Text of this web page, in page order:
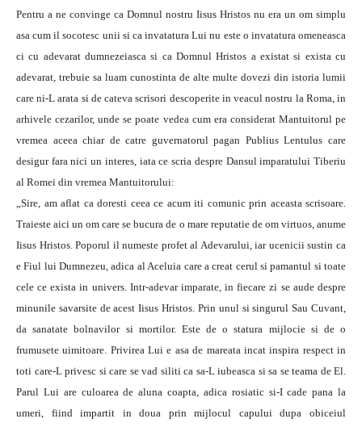
Pentru a ne convinge ca Domnul nostru Iisus Hristos nu era un om simplu
asa cum il socotesc unii si ca invatatura Lui nu este o invatatura omeneasca
ci cu adevarat dumnezeiasca si ca Domnul Hristos a existat si exista cu
adevarat, trebuie sa luam cunostinta de alte multe dovezi din istoria lumii
care ni-L arata si de cateva scrisori descoperite in veacul nostru la Roma, in
arhivele cezarilor, unde se poate vedea cum era considerat Mantuitorul pe
vremea aceea chiar de catre guvernatorul pagan Publius Lentulus care
desigur fara nici un interes, iata ce scria despre Dansul imparatului Tiberiu
al Romei din vremea Mantuitorului:
„Sire, am aflat ca doresti ceea ce acum iti comunic prin aceasta scrisoare.
Traieste aici un om care se bucura de o mare reputatie de om virtuos, anume
Iisus Hristos. Poporul il numeste profet al Adevarului, iar ucenicii sustin ca
e Fiul lui Dumnezeu, adica al Aceluia care a creat cerul si pamantul si toate
cele ce exista in univers. Intr-adevar imparate, in fiecare zi se aude despre
minunile savarsite de acest Iisus Hristos. Prin unul si singurul Sau Cuvant,
da sanatate bolnavilor si mortilor. Este de o statura mijlocie si de o
frumusete uimitoare. Privirea Lui e asa de mareata incat inspira respect in
toti care-L privesc si care se vad siliti ca sa-L iubeasca si sa se teama de El.
Parul Lui are culoarea de aluna coapta, adica rosiatic si-I cade pana la
umeri, fiind impartit in doua prin mijlocul capului dupa obiceiul